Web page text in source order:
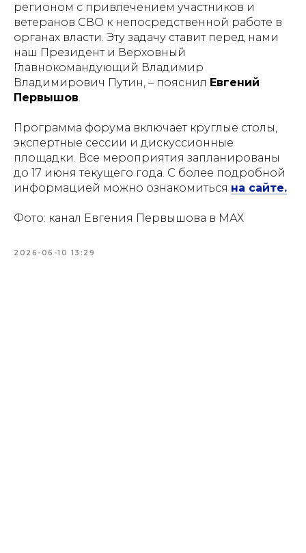
регионом с привлечением участников и
ветеранов СВО к непосредственной работе в
органах власти. Эту задачу ставит перед нами
наш Президент и Верховный
Главнокомандующий Владимир
Владимирович Путин, – пояснил Евгений
Первышов.
Программа форума включает круглые столы,
экспертные сессии и дискуссионные
площадки. Все мероприятия запланированы
до 17 июня текущего года. С более подробной
информацией можно ознакомиться на сайте.
Фото: канал Евгения Первышова в МАХ
2026-06-10 13:29